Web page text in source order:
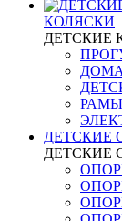
КОЛЯСКИ
ДЕТСКИЕ
ДЕТСКИЕ
ДЕТСКИЕ